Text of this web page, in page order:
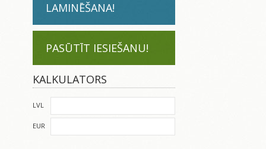
LAMINĒŠANA!
PASŪTĪT IESIEŠANU!
KALKULATORS
LVL
EUR